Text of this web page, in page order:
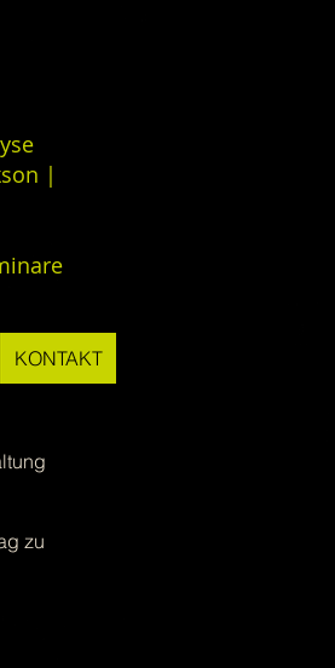
|
zu
KONTAKT